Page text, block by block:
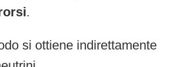
.
si ottiene indirettamente